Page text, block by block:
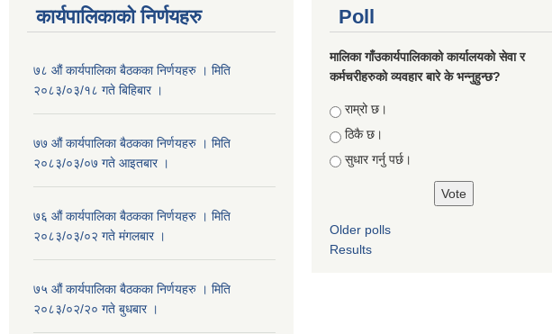
कार्यपालिकाको निर्णयहरु
७८ औं कार्यपालिका बैठकका निर्णयहरु । मिति
२०८३/०३/१८ गते बिहिबार ।
७७ औं कार्यपालिका बैठकका निर्णयहरु । मिति
२०८३/०३/०७ गते आइतबार ।
७६ औं कार्यपालिका बैठकका निर्णयहरु । मिति
२०८३/०३/०२ गते मंगलबार ।
७५ औं कार्यपालिका बैठकका निर्णयहरु । मिति
२०८३/०२/२० गते बुधबार ।
Poll
मालिका गाँउकार्यपालिकाको कार्यालयको सेवा र
कर्मचरीहरुको व्यवहार बारे के भन्नुहुन्छ?
Choices
राम्रो छ।
ठिकै छ।
सुधार गर्नु पर्छ।
Older polls
Results